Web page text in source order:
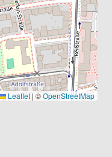
Leaflet | ©OpenStreetMap